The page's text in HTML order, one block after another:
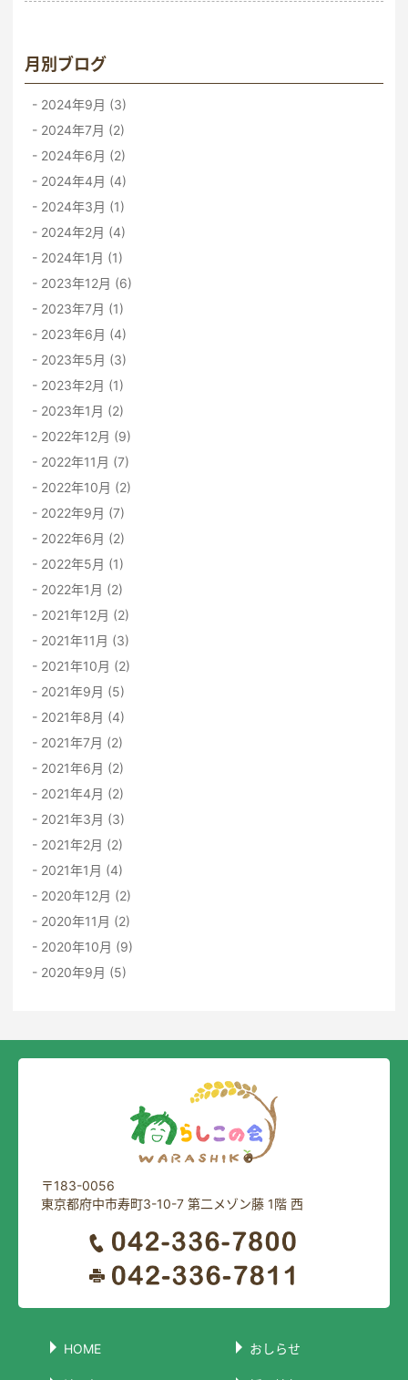
月別ブログ
2024年9月 (3)
2024年7月 (2)
2024年6月 (2)
2024年4月 (4)
2024年3月 (1)
2024年2月 (4)
2024年1月 (1)
2023年12月 (6)
2023年7月 (1)
2023年6月 (4)
2023年5月 (3)
2023年2月 (1)
2023年1月 (2)
2022年12月 (9)
2022年11月 (7)
2022年10月 (2)
2022年9月 (7)
2022年6月 (2)
2022年5月 (1)
2022年1月 (2)
2021年12月 (2)
2021年11月 (3)
2021年10月 (2)
2021年9月 (5)
2021年8月 (4)
2021年7月 (2)
2021年6月 (2)
2021年4月 (2)
2021年3月 (3)
2021年2月 (2)
2021年1月 (4)
2020年12月 (2)
2020年11月 (2)
2020年10月 (9)
2020年9月 (5)
〒183-0056
東京都府中市寿町3-10-7 第二メゾン藤 1階 西
HOME おしらせ